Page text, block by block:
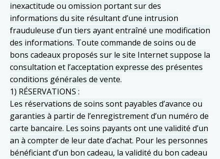
inexactitude ou omission portant sur des
informations du site résultant d’une intrusion
frauduleuse d’un tiers ayant entraîné une modification
des informations. Toute commande de soins ou de
bons cadeaux proposés sur le site Internet suppose la
consultation et l’acceptation expresse des présentes
conditions générales de vente.
1) RÉSERVATIONS :
Les réservations de soins sont payables d’avance ou
garanties à partir de l’enregistrement d’un numéro de
carte bancaire. Les soins payants ont une validité d’un
an à compter de leur date d’achat. Pour les personnes
bénéficiant d’un bon cadeau, la validité du bon cadeau